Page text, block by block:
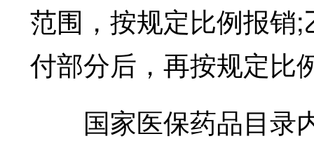
范围，按规定比例报销
付部分后，再按规定比
国家医保药品目录